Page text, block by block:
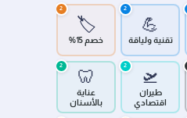
💪
تقنية ولياقة
2
🏷️
خصم 15%
2
🛫
طيران
اقتصادي
2
🦷
عناية
بالأسنان
2